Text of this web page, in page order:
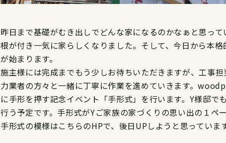
昨日まで基礎がむき出しでどんな家になるのかなぁと思っ
根が付き一気に家らしくなりました。そして、今日から本
が始まります。
施主様には完成までもう少しお待ちいただきますが、工事
力業者の方々と一緒に丁寧に作業を進めていきます。
に手形を押す記念イベント「手形式」を行います。Y様邸で
行う予定です。手形式がYご家族の家づくりの思い出の１ペ
手形式の模様はこちらのHPで、後日UPしようと思っています